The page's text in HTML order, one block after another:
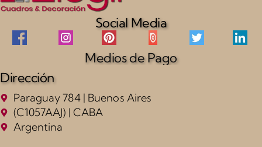
Social Media
Medios de Pago
Dirección
Paraguay 784 | Buenos Aires
(C1057AAJ) | CABA
Argentina